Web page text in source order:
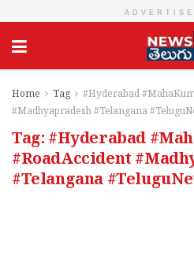
Home Tag
#Hyderabad
#Madhyapradesh #Telangana
Tag: #Hyderabad
#RoadAccident
#Telangana